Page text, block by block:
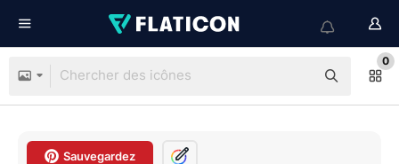
0
Sauvegardez